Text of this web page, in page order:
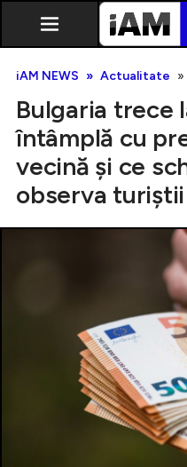
Exclusiv
iAM NEWS Actualitate
Bulgaria trece
întâmplă cu
vecină și ce
observa turiștii